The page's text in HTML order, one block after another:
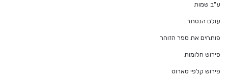
ע"ב שמות
עולם הנסתר
פותחים את ספר הזוהר
פירוש חלומות
פירוש קלפי טארוט